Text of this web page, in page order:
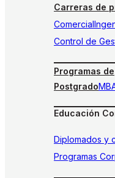
Carreras de
Comercial
Control de
Programas de
Postgrado
Educación
Diplomados y
Programas